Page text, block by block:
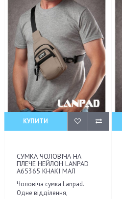
КУПИТИ
СУМКА ЧОЛОВІЧА НА
ПЛЕЧЕ НЕЙЛОН LANPAD
A65365 KHAKI МАЛ
Чоловіча сумка Lanpad.
Одне відділення,